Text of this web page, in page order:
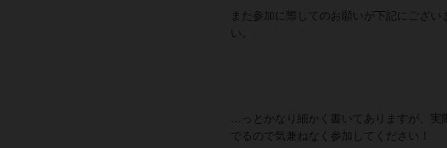
また参加に際してのお願いが下記にござい
い。
…っとかなり細かく書いてありますが、実
でるので気兼ねなく参加してください！